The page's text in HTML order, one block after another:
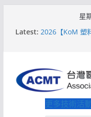
星
Latest: 2026【KoM 塑
【培訓課程】
具展重磅登場
ACMT打造「
2026【QoM 射
更多技術活